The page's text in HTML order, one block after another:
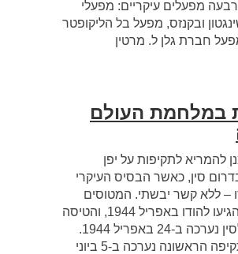
מפעלים עיקריים: מפעלי
ובקנזס, מפעל בל הליקופטר
חברת גלן ל. מרטין
במלחמת העולם
להמריא לתקיפות על יפן
סין, כאשר הבסיס העיקרי
– ללא קשר יבשתי. המטוסים
הראשונים הגיעו להודו באפריל 1944, והטיסה
הראשונה לסין נערכה ב-24 באפריל 1944.
משימת התקיפה הראשונה נערכה ב-5 ביוני